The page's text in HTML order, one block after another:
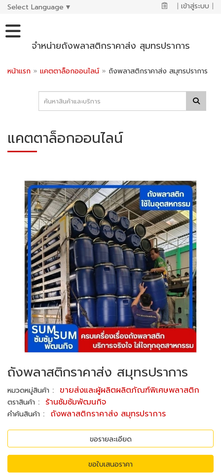
Select Language ▼ | เข้าสู่ระบบ |
จำหน่ายถังพลาสติกราคาส่ง สุมทรปราการ
หน้าแรก » แคตตาล็อกออนไลน์ » ถังพลาสติกราคาส่ง สมุทรปราการ
แคตตาล็อกออนไลน์
ถังพลาสติกราคาส่ง สมุทรปราการ
หมวดหมู่สินค้า : ขายส่งและผู้ผลิตผลิตภัณฑ์พิเศษพลาสติก
ตราสินค้า : ร้านซัมซัมพัฒนกิจ
คำค้นสินค้า : ถังพลาสติกราคาส่ง สมุทรปราการ
ขอรายละเอียด
ขอใบเสนอราคา